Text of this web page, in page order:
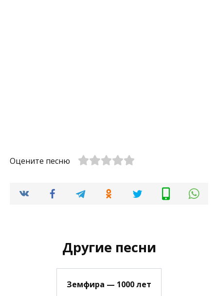
Оцените песню
Другие песни
Земфира — 1000 лет